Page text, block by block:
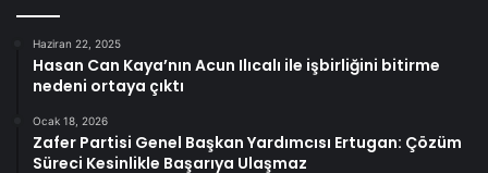
Haziran 22, 2025
Hasan Can Kaya’nın Acun Ilıcalı ile işbirliğini bitirme
nedeni ortaya çıktı
Ocak 18, 2026
Zafer Partisi Genel Başkan Yardımcısı Ertugan: Çözüm
Süreci Kesinlikle Başarıya Ulaşmaz